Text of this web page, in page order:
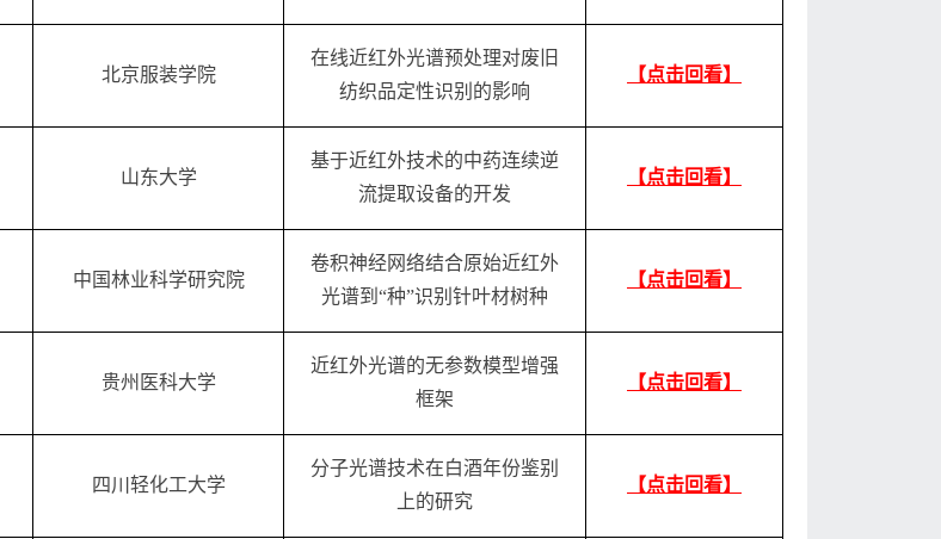
北京服装学院
在线近红外光谱预处理对废旧
纺织品定性识别的影响
【点击回看】
山东大学
基于近红外技术的中药连续逆
流提取设备的开发
【点击回看】
中国林业科学研究院
卷积神经网络结合原始近红外
光谱到“种”识别针叶材树种
【点击回看】
贵州医科大学
近红外光谱的无参数模型增强
框架
【点击回看】
四川轻化工大学
分子光谱技术在白酒年份鉴别
上的研究
【点击回看】